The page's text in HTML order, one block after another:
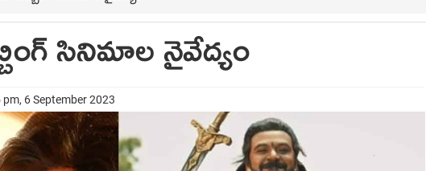
సినిమాల నైవేద్యం
6 September 2023